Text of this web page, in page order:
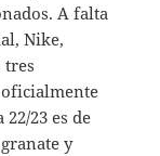
A falta
Nike,
tres
23 es de
y